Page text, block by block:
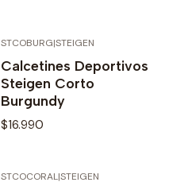
STCOBURG|STEIGEN
Calcetines Deportivos
Steigen Corto
Burgundy
$16.990
STCOCORAL|STEIGEN